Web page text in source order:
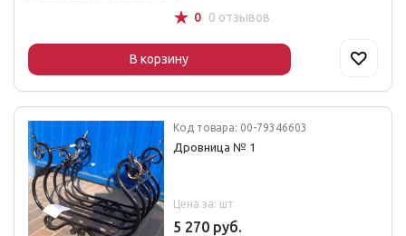
☆ 0 0 отзывов
В корзину
Код товара: 00-79346603
Дровница № 1
Цена за: шт
5 270 руб.